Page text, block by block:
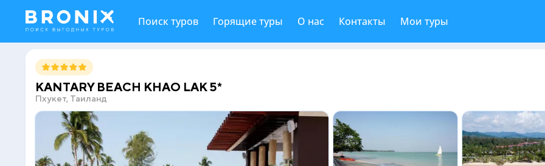
Поиск туров Горящие туры О нас Контакты Мои туры
KANTARY BEACH KHAO LAK 5*
Пхукет, Таиланд